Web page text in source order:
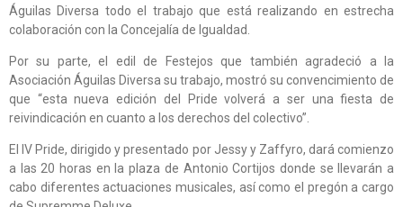
Águilas Diversa todo el trabajo que está realizando en estrecha
colaboración con la Concejalía de Igualdad.
Por su parte, el edil de Festejos que también agradeció a la
Asociación Águilas Diversa su trabajo, mostró su convencimiento de
que “esta nueva edición del Pride volverá a ser una fiesta de
reivindicación en cuanto a los derechos del colectivo”.
El IV Pride, dirigido y presentado por Jessy y Zaffyro, dará comienzo
a las 20 horas en la plaza de Antonio Cortijos donde se llevarán a
cabo diferentes actuaciones musicales, así como el pregón a cargo